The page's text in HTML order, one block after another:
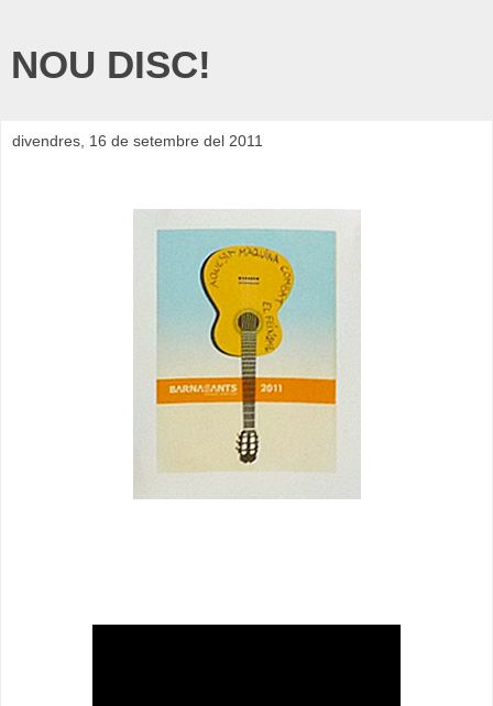
NOU DISC!
divendres, 16 de setembre del 2011